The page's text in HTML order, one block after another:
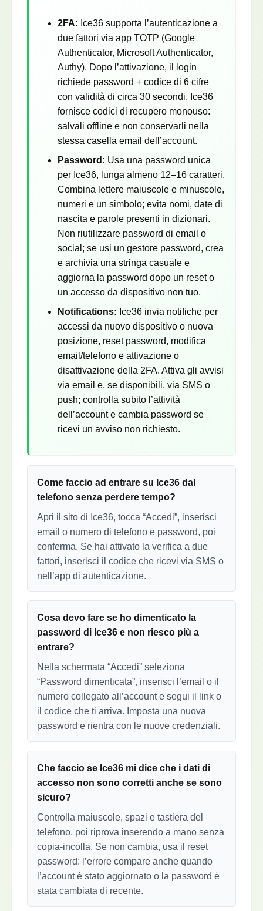
2FA: Ice36 supporta l’autenticazione a
due fattori via app TOTP (Google
Authenticator, Microsoft Authenticator,
Authy). Dopo l’attivazione, il login
richiede password + codice di 6 cifre
con validità di circa 30 secondi. Ice36
fornisce codici di recupero monouso:
salvali offline e non conservarli nella
stessa casella email dell’account.
Password: Usa una password unica
per Ice36, lunga almeno 12–16 caratteri.
Combina lettere maiuscole e minuscole,
numeri e un simbolo; evita nomi, date di
nascita e parole presenti in dizionari.
Non riutilizzare password di email o
social; se usi un gestore password, crea
e archivia una stringa casuale e
aggiorna la password dopo un reset o
un accesso da dispositivo non tuo.
Notifications: Ice36 invia notifiche per
accessi da nuovo dispositivo o nuova
posizione, reset password, modifica
email/telefono e attivazione o
disattivazione della 2FA. Attiva gli avvisi
via email e, se disponibili, via SMS o
push; controlla subito l’attività
dell’account e cambia password se
ricevi un avviso non richiesto.
Come faccio ad entrare su Ice36 dal
telefono senza perdere tempo?
Apri il sito di Ice36, tocca “Accedi”, inserisci
email o numero di telefono e password, poi
conferma. Se hai attivato la verifica a due
fattori, inserisci il codice che ricevi via SMS o
nell’app di autenticazione.
Cosa devo fare se ho dimenticato la
password di Ice36 e non riesco più a
entrare?
Nella schermata “Accedi” seleziona
“Password dimenticata”, inserisci l’email o il
numero collegato all’account e segui il link o
il codice che ti arriva. Imposta una nuova
password e rientra con le nuove credenziali.
Che faccio se Ice36 mi dice che i dati di
accesso non sono corretti anche se sono
sicuro?
Controlla maiuscole, spazi e tastiera del
telefono, poi riprova inserendo a mano senza
copia-incolla. Se non cambia, usa il reset
password: l’errore compare anche quando
l’account è stato aggiornato o la password è
stata cambiata di recente.